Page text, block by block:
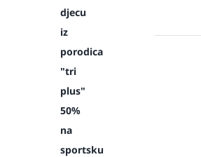
djecu
iz
porodica
"tri
plus"
50%
na
sportsku